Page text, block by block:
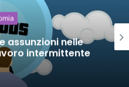
assunzioni nelle
intermittente